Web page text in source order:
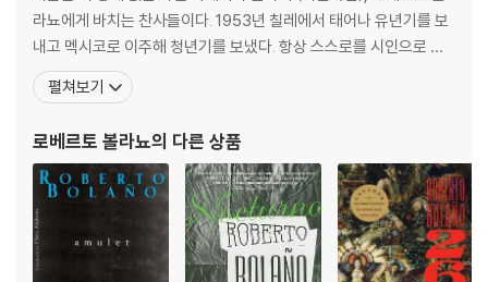
exicano jubilado que vive en el desierto, una estudiante franc
esa lectora de Sade, una prostituta adolescente en permanen
te huida, una procer uruguaya en el 68 latinoamericano, un abo
gado gallego herido por la poesia, un editor mexicano perseg
라뇨에게 바치는 찬사들이다. 1953년 칠레에서 태어나 유년기를 보
내고 멕시코로 이주해 청년기를 보냈다. 항상 스스로를 시인으로 여
겼던 그는 15세부터 시를 쓰기 시작해 20대 초반에는 〈인프라레알리
스모〉라는 반항적 시 문학 운동을 이끌기도 했다. 이어 20대 중반 유
첫 장편 『아이스링크』(1993)를 필두로 거의
펼쳐보기
로베르토 볼라뇨의 다른 상품